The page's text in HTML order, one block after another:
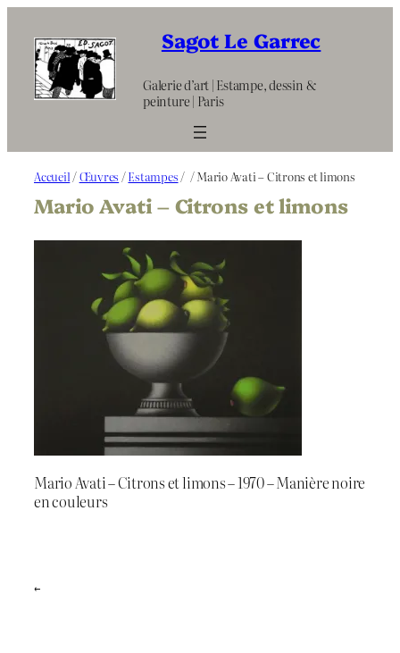
contenu
Sagot Le Garrec
Galerie d’art | Estampe, dessin &
peinture | Paris
Accueil /Œuvres /Estampes / / Mario Avati – Citrons et limons
Mario Avati – Citrons et limons
Mario Avati – Citrons et limons – 1970 – Manière noire
en couleurs
←